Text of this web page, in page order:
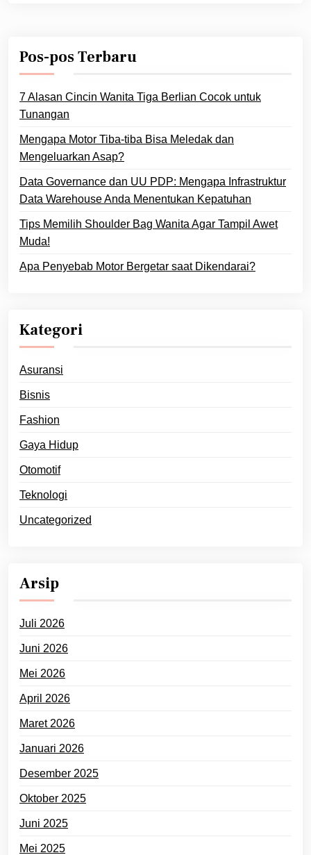
Pos-pos Terbaru
7 Alasan Cincin Wanita Tiga Berlian Cocok untuk
Tunangan
Mengapa Motor Tiba-tiba Bisa Meledak dan
Mengeluarkan Asap?
Data Governance dan UU PDP: Mengapa Infrastruktur
Data Warehouse Anda Menentukan Kepatuhan
Tips Memilih Shoulder Bag Wanita Agar Tampil Awet
Muda!
Apa Penyebab Motor Bergetar saat Dikendarai?
Kategori
Asuransi
Bisnis
Fashion
Gaya Hidup
Otomotif
Teknologi
Uncategorized
Arsip
Juli 2026
Juni 2026
Mei 2026
April 2026
Maret 2026
Januari 2026
Desember 2025
Oktober 2025
Juni 2025
Mei 2025